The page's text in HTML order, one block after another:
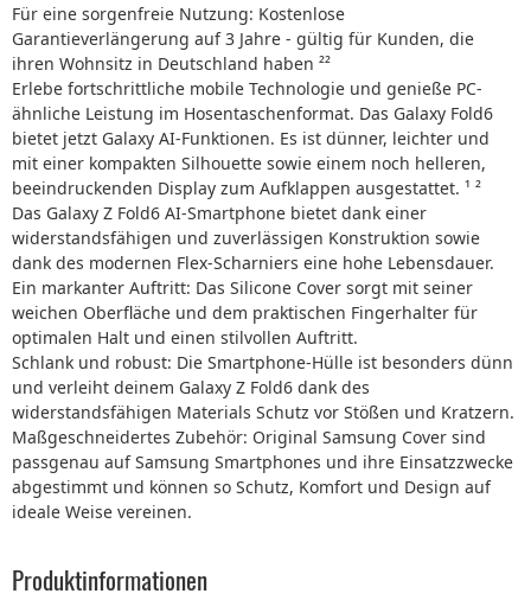
Für eine sorgenfreie Nutzung: Kostenlose
Garantieverlängerung auf 3 Jahre - gültig für Kunden, die
ihren Wohnsitz in Deutschland haben ²²
Erlebe fortschrittliche mobile Technologie und genieße PC-
ähnliche Leistung im Hosentaschenformat. Das Galaxy Fold6
bietet jetzt Galaxy AI-Funktionen. Es ist dünner, leichter und
mit einer kompakten Silhouette sowie einem noch helleren,
beeindruckenden Display zum Aufklappen ausgestattet. ¹ ²
Das Galaxy Z Fold6 AI-Smartphone bietet dank einer
widerstandsfähigen und zuverlässigen Konstruktion sowie
dank des modernen Flex-Scharniers eine hohe Lebensdauer.
Ein markanter Auftritt: Das Silicone Cover sorgt mit seiner
weichen Oberfläche und dem praktischen Fingerhalter für
optimalen Halt und einen stilvollen Auftritt.
Schlank und robust: Die Smartphone-Hülle ist besonders dünn
und verleiht deinem Galaxy Z Fold6 dank des
widerstandsfähigen Materials Schutz vor Stößen und Kratzern.
Maßgeschneidertes Zubehör: Original Samsung Cover sind
passgenau auf Samsung Smartphones und ihre Einsatzzwecke
abgestimmt und können so Schutz, Komfort und Design auf
ideale Weise vereinen.
Produktinformationen